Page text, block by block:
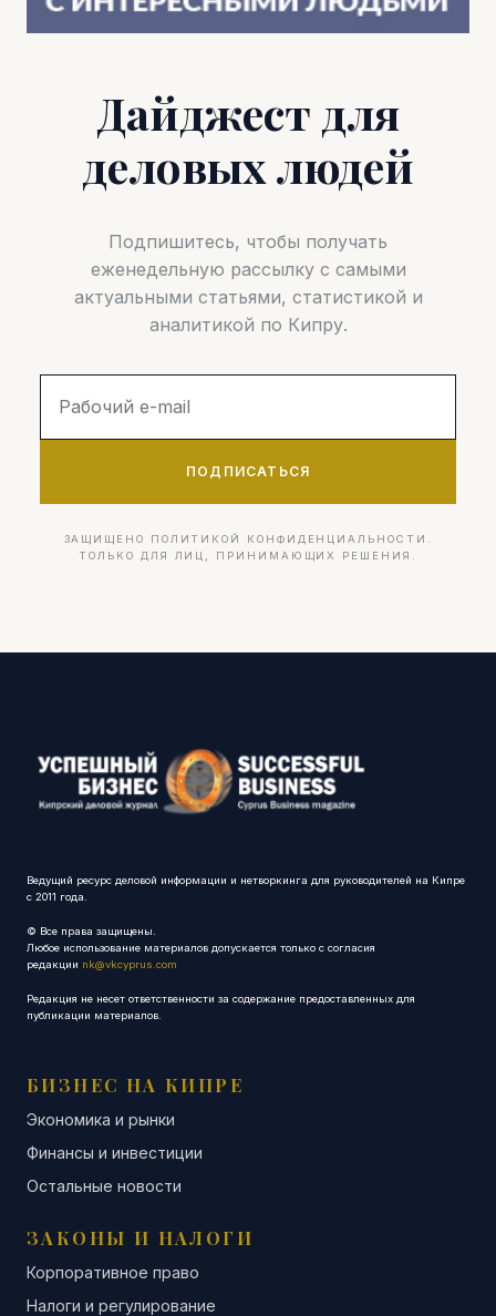
Дайджест для
деловых людей
Подпишитесь, чтобы получать
еженедельную рассылку с самыми
актуальными статьями, статистикой и
аналитикой по Кипру.
ПОДПИСАТЬСЯ
ЗАЩИЩЕНО ПОЛИТИКОЙ КОНФИДЕНЦИАЛЬНОСТИ.
ТОЛЬКО ДЛЯ ЛИЦ, ПРИНИМАЮЩИХ РЕШЕНИЯ.
Ведущий ресурс деловой информации и нетворкинга для руководителей на Кипре
с 2011 года.
© Все права защищены.
Любое использование материалов допускается только с согласия
редакции nk@vkcyprus.com
Редакция не несет ответственности за содержание предоставленных для
публикации материалов.
БИЗНЕС НА КИПРЕ
Экономика и рынки
Финансы и инвестиции
Остальные новости
ЗАКОНЫ И НАЛОГИ
Корпоративное право
Налоги и регулирование